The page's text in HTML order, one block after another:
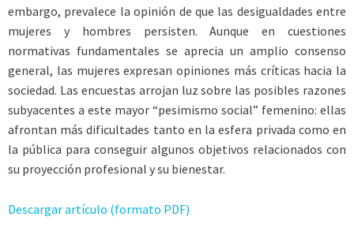
embargo, prevalece la opinión de que las desigualdades entre
mujeres y hombres persisten. Aunque en cuestiones
normativas fundamentales se aprecia un amplio consenso
general, las mujeres expresan opiniones más críticas hacia la
sociedad. Las encuestas arrojan luz sobre las posibles razones
subyacentes a este mayor “pesimismo social” femenino: ellas
afrontan más dificultades tanto en la esfera privada como en
la pública para conseguir algunos objetivos relacionados con
su proyección profesional y su bienestar.
Descargar artículo (formato PDF)